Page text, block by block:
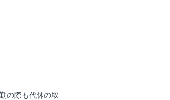
の際も代休の取